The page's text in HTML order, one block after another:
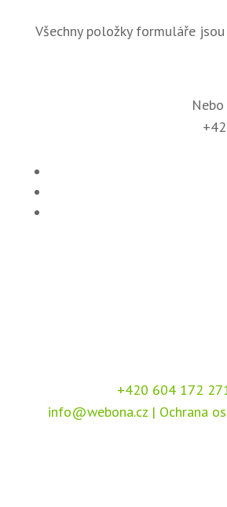
Všechny položky formuláře
+420 604 172
info@webona.cz | Ochrana